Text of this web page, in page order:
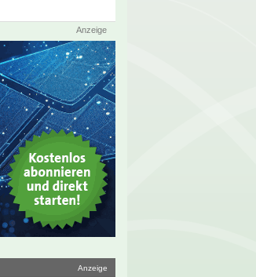
Anzeige
Anzeige